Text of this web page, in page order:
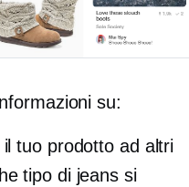
su:
tuo prodotto ad altri
tipo di jeans si